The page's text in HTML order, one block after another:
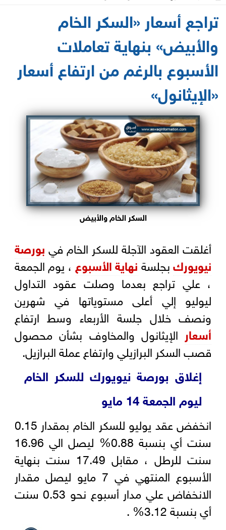
تراجع أسعار «السكر الخام
والأبيض» بنهاية تعاملات
الأسبوع بالرغم من ارتفاع أسعار
«الإيثانول»
السكر الخام والأبيض
أغلقت العقود الآجلة للسكر الخام فيبورصة
نيويوركبجلسةنهاية الأسبوع ، يوم الجمعة
، علي تراجع بعدما وصلت عقود التداول
ليوليو إلي أعلى مستوياتها في شهرين
ونصف خلال جلسة الأربعاء وسط ارتفاع
أسعار الإيثانول والمخاوف بشأن محصول
قصب السكر البرازيلي وارتفاع عملة البرازيل.
إغلاق بورصة نيويورك للسكر الخام
ليوم الجمعة 14 مايو
انخفض عقد يوليو للسكر الخام بمقدار 0.15
سنت أي بنسبة 0.88% ليصل الي 16.96
سنت للرطل ، مقابل 17.49 سنت بنهاية
الأسبوع المنتهي في 7 مايو ليصل مقدار
الانخفاض علي مدار أسبوع نحو 0.53 سنت
أي بنسبة 3.12% .